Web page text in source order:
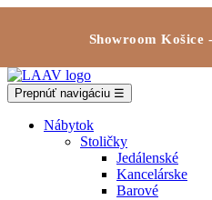
Showroom Košice
Prepnúť navigáciu ☰
Nábytok
Stoličky
Jedálenské
Kancelárske
Barové